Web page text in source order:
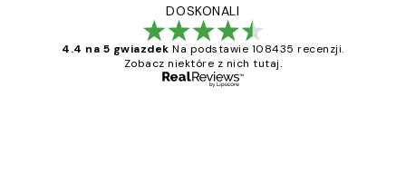
DOSKONALI
4.4 na 5 gwiazdek Na podstawie 108435 recenzji.
Zobacz niektóre z nich tutaj.